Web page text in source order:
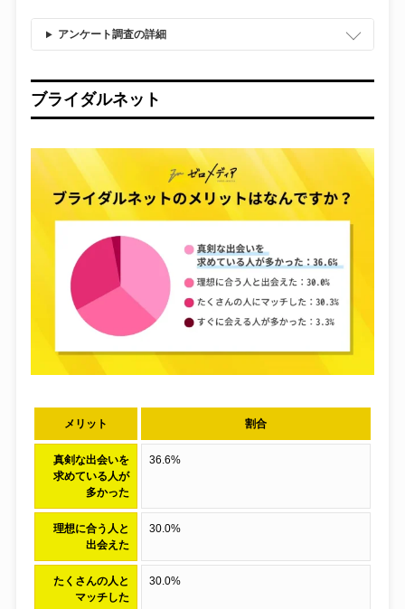
アンケート調査の詳細
ブライダルネット
メリット 割合
真剣な出会いを
求めている人が
多かった
36.6%
理想に合う人と
出会えた
30.0%
たくさんの人と
マッチした
30.0%